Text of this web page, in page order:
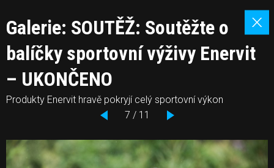
Galerie: SOUTĚŽ: Soutěžte o
balíčky sportovní výživy Enervit
– UKONČENO
Produkty Enervit hravě pokryjí celý sportovní výkon
7 / 11